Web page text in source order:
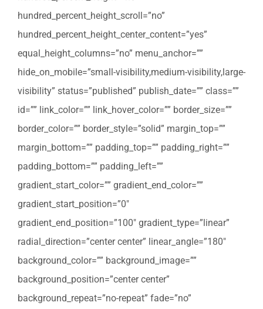
hundred_percent_height_scroll=”no”
hundred_percent_height_center_content=”yes”
equal_height_columns=”no” menu_anchor=””
hide_on_mobile=”small-visibility,medium-visibility,large-
visibility” status=”published” publish_date=”” class=””
id=”” link_color=”” link_hover_color=”” border_size=””
border_color=”” border_style=”solid” margin_top=””
margin_bottom=”” padding_top=”” padding_right=””
padding_bottom=”” padding_left=””
gradient_start_color=”” gradient_end_color=””
gradient_start_position=”0″
gradient_end_position=”100″ gradient_type=”linear”
radial_direction=”center center” linear_angle=”180″
background_color=”” background_image=””
background_position=”center center”
background_repeat=”no-repeat” fade=”no”